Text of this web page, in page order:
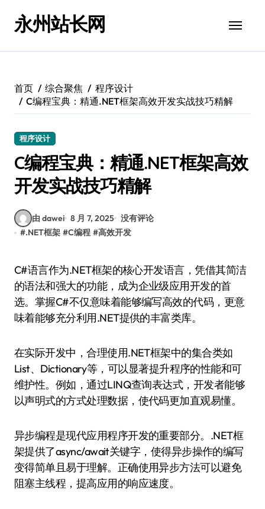
永州站长网
首页 综合聚焦
程序设计
C编程宝典：精通.NET框架高效开发实战技巧精解
程序设计
C编程宝典：精通.NET框架高效
开发实战技巧精解
由 dawei 8 月 7, 2025 没有评论
#.NET框架 #C编程 #高效开发
C#语言作为.NET框架的核心开发语言，凭借其简洁
的语法和强大的功能，成为企业级应用开发的首
选。掌握C#不仅意味着能够编写高效的代码，更意
味着能够充分利用.NET提供的丰富类库。
在实际开发中，合理使用.NET框架中的集合类如
List、Dictionary等，可以显著提升程序的性能和可
维护性。例如，通过LINQ查询表达式，开发者能够
以声明式的方式处理数据，使代码更加直观易懂。
异步编程是现代应用程序开发的重要部分。.NET框
架提供了async/await关键字，使得异步操作的编写
变得简单且易于理解。正确使用异步方法可以避免
阻塞主线程，提高应用的响应速度。